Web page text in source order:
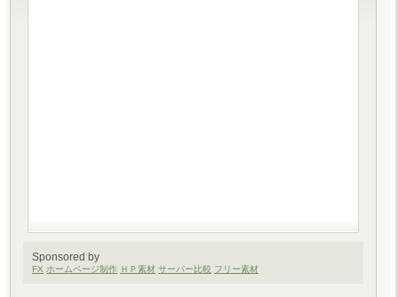
Sponsored by
FX ホームページ制作 ＨＰ素材 サーバー比較 フリー素材